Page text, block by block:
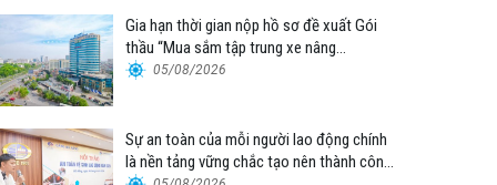
Gia hạn thời gian nộp hồ sơ đề xuất Gói
thầu “Mua sắm tập trung xe nâng
container thuộc Tổng công ty Hàng hải
05/08/2026
Sự an toàn của mỗi người lao động chính
là nền tảng vững chắc tạo nên thành công